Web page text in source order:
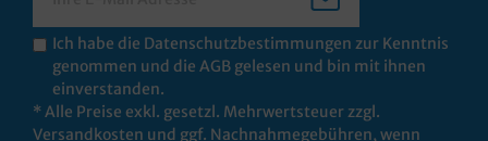
Ich habe die Datenschutzbestimmungen zur Kenntnis
genommen und die AGB gelesen und bin mit ihnen
einverstanden.
* Alle Preise exkl. gesetzl. Mehrwertsteuer zzgl.
Versandkosten und ggf. Nachnahmegebühren, wenn